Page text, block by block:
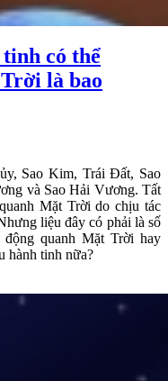
có thể
là bao
Sao Kim, Trái Đất, Sao
và Sao Hải Vương. Tất
Mặt Trời do chịu tác
liệu đây có phải là số
quanh Mặt Trời hay
hành tinh nữa?